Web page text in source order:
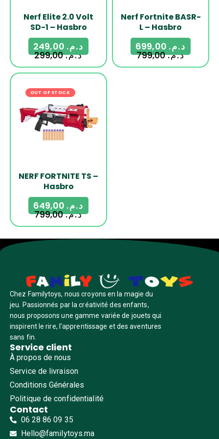
Nerf Elite 2.0 Volt
SD-1 – Hasbro
د.م.299,00
د.م.
Nerf Fortnite BASR-
L – Hasbro
د.م.799,00
د.م.
OUT OF STOCK -19%
NERF FORTNITE TS –
Hasbro
د.م.799,00
د.م.
Chez Familytoys, nous croyons en la magie du
jeu. Passionnés par la créativité des enfants,
nous proposons une gamme variée de jouets qui
inspirent le rire, l’apprentissage et des aventures
sans fin.
Service client
À propos de nous
Service de livraison
Conditions Générales
Politique de confidentialité
Contact
06 28 86 09 35
Hello@familytoys.ma